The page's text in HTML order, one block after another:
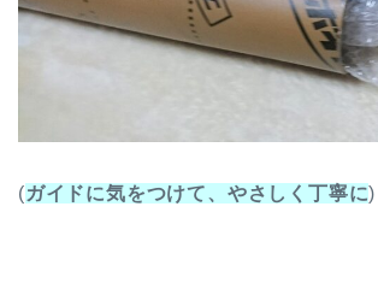
(ガイドに気をつけて、やさしく丁寧に)